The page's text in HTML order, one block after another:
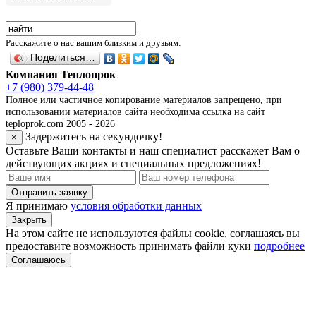
Расскажите о нас вашим близким и друзьям:
Поделиться…
Компания Теплопрок
+7 (980) 379-44-48
Полное или частичное копирование материалов запрещено, при
использовании материалов сайта необходима ссылка на сайт
teploprok.com 2005 - 2026
×
Задержитесь на секундочку!
Оставьте Ваши контакты и наш специалист расскажет Вам о
действующих акциях и специальных предложениях!
Отправить заявку
Я принимаю условия обработки данных
Закрыть
На этом сайте не используются файлы cookie, соглашаясь вы
предоставите возможность принимать файли куки подробнее
Соглашаюсь